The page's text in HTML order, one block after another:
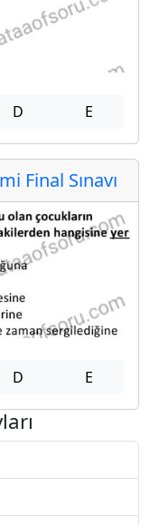
D E
Final Sınavı
D E